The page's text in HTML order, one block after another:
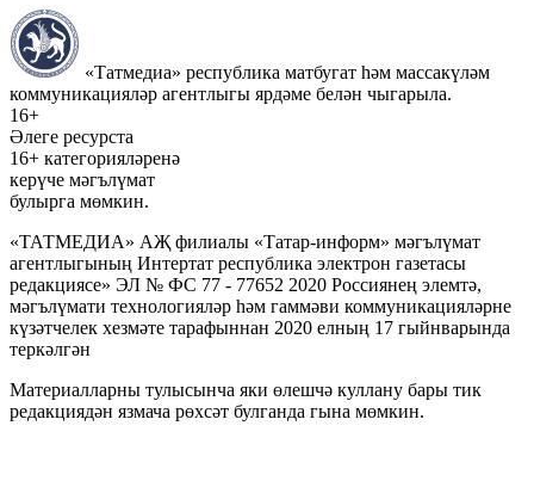
«Татмедиа» республика матбугат һәм массакүләм
коммуникацияләр агентлыгы ярдәме белән чыгарыла.
16+
Әлеге ресурста
16+ категорияләренә
керүче мәгълүмат
булырга мөмкин.
«ТАТМЕДИА» АҖ филиалы «Татар-информ» мәгълүмат
агентлыгының Интертат республика электрон газетасы
редакциясе» ЭЛ № ФС 77 - 77652 2020 Россиянең элемтә,
мәгълүмати технологияләр һәм гаммәви коммуникацияләрне
күзәтчелек хезмәте тарафыннан 2020 елның 17 гыйнварында
теркәлгән
Материалларны тулысынча яки өлешчә куллану бары тик
редакциядән язмача рөхсәт булганда гына мөмкин.